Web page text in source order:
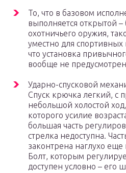
То, что в базовом
выполняется открытой
охотничьего оружия,
уместно для
что установка
вообще не
Ударно-спусковой
Спуск крючка легкий, с
небольшой холостой
которого усилие
большая часть
стрелка недоступна.
законтрена наглухо
Болт, которым
доступен условно – его